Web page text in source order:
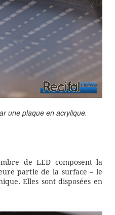
une plaque en acrylique.
de LED composent la
partie de la surface – le
Elles sont disposées en